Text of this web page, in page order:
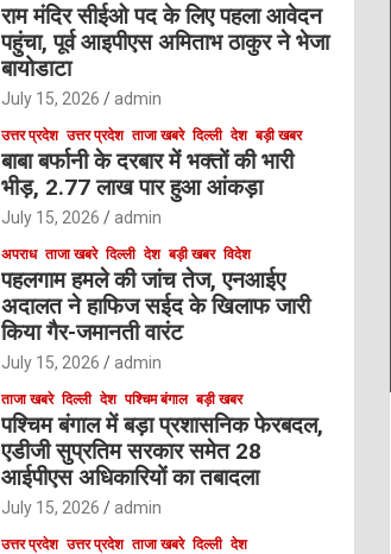
राम मंदिर सीईओ पद के लिए पहला आवेदन
पहुंचा, पूर्व आइपीएस अमिताभ ठाकुर ने भेजा
बायोडाटा
July 15, 2026 admin
उत्तर प्रदेश उत्तर प्रदेश ताजा खबरे दिल्ली देश बड़ी खबर
बाबा बर्फानी के दरबार में भक्तों की भारी
भीड़, 2.77 लाख पार हुआ आंकड़ा
July 15, 2026 admin
अपराध ताजा खबरे दिल्ली देश बड़ी खबर विदेश
पहलगाम हमले की जांच तेज, एनआईए
अदालत ने हाफिज सईद के खिलाफ जारी
किया गैर-जमानती वारंट
July 15, 2026 admin
ताजा खबरे दिल्ली देश पश्चिम बंगाल बड़ी खबर
पश्चिम बंगाल में बड़ा प्रशासनिक फेरबदल,
एडीजी सुप्रतिम सरकार समेत 28
आईपीएस अधिकारियों का तबादला
July 15, 2026 admin
उत्तर प्रदेश उत्तर प्रदेश ताजा खबरे दिल्ली देश